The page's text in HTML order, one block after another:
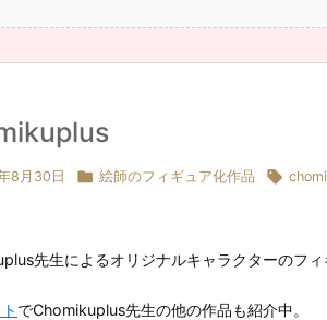
8月30日  絵師のフィギュア化作品 
先生によるオリジナルキャラクターのフィ
でChomikuplus先生の他の作品も紹介中。